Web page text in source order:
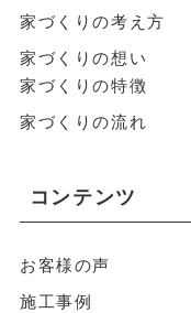
家づくりの考え方
家づくりの想い
家づくりの特徴
家づくりの流れ
コンテンツ
お客様の声
施工事例